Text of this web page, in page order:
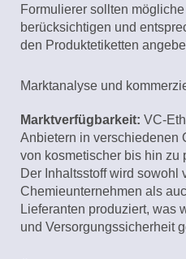
Formulierer sollten
berücksichtigen und
den Produktetiketten
Marktanalyse und
Marktverfügbarkeit: VC-
Anbietern in verschiedenen
von kosmetischer bis hin zu
Der Inhaltsstoff wird sowohl
Chemieunternehmen als
Lieferanten produziert, was
und Versorgungssicherheit